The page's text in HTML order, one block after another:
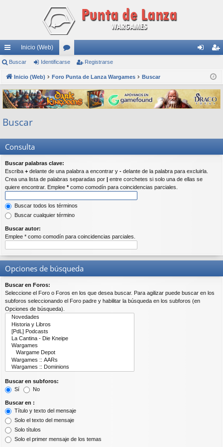
nl
ac
es
rá
pi
do
Inicio (Web)
or
os
fic
ar
ist
ra
rs
Buscar Identificarse Registrarse
Inicio (Web) Foro Punta de Lanza Wargames Buscar
Buscar
Consulta
Buscar palabras clave:
Escriba + delante de una palabra a encontrar y - delante de la palabra para excluirla.
Crea una lista de palabras separadas por
entre corchetes si solo una de ellas se
quiere encontrar. Emplee *como comodín para coincidencias parciales.
Buscar todos los términos
Buscar cualquier término
Buscar autor:
Emplee * como comodín para coincidencias parciales.
Opciones de búsqueda
Buscar en Foros:
Seleccione el Foro o Foros en los que desea buscar. Para agilizar puede buscar en los
subforos seleccionando el Foro padre y habilitar la búsqueda en los subforos (en
Opciones de búsqueda).
Buscar en subforos:
Sí
No
Buscar en :
Título y texto del mensaje
Solo el texto del mensaje
Solo títulos
Solo el primer mensaje de los temas